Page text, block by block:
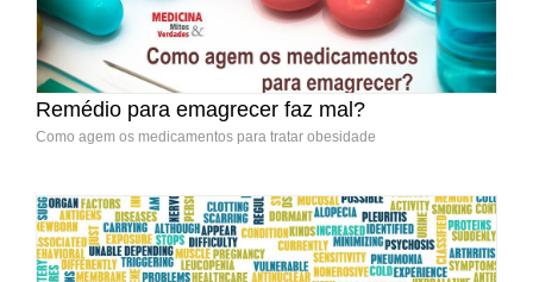
Remédio para emagrecer faz mal?
Como agem os medicamentos para tratar obesidade